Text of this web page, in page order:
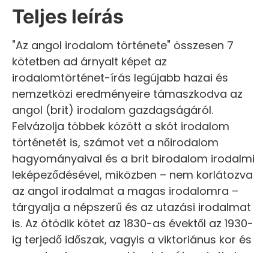
Teljes leírás
"Az angol irodalom története" összesen 7
kötetben ad árnyalt képet az
irodalomtörténet-írás legújabb hazai és
nemzetközi eredményeire támaszkodva az
angol (brit) irodalom gazdagságáról.
Felvázolja többek között a skót irodalom
történetét is, számot vet a nőirodalom
hagyományaival és a brit birodalom irodalmi
leképeződésével, miközben – nem korlátozva
az angol irodalmat a magas irodalomra –
tárgyalja a népszerű és az utazási irodalmat
is. Az ötödik kötet az 1830-as évektől az 1930-
ig terjedő időszak, vagyis a viktoriánus kor és